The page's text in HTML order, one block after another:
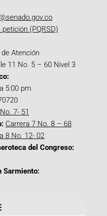
(PQRSD)
de Atención
11 No. 5 – 60 Nivel 3
5:00 pm
7- 51
Carrera 7 No. 8 – 68
8 No. 12- 02
del Congreso:
Sarmiento: